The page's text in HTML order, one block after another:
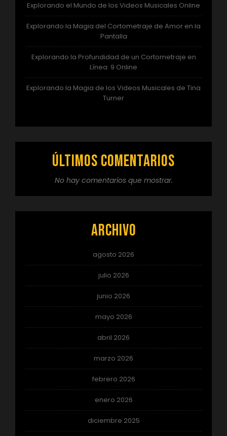
Explorando el Mundo de los Videos Musicales Online
Explorando la Magia del Cortometraje de Amor en la
Pantalla
Explorando la Profundidad de un Cortometraje en
Línea: 9 Online
Explorando la Magia de los Videos Musicales de Tina
Turner
Últimos comentarios
No hay comentarios que mostrar.
Archivo
agosto 2026
julio 2026
junio 2026
mayo 2026
abril 2026
marzo 2026
febrero 2026
enero 2026
diciembre 2025